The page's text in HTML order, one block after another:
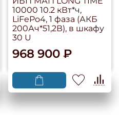
10000 10.2 кВт*ч,
LiFePo4, 1 фаза (АКБ
200Ач*51,2В), в шкафу
30 U
968 900 ₽